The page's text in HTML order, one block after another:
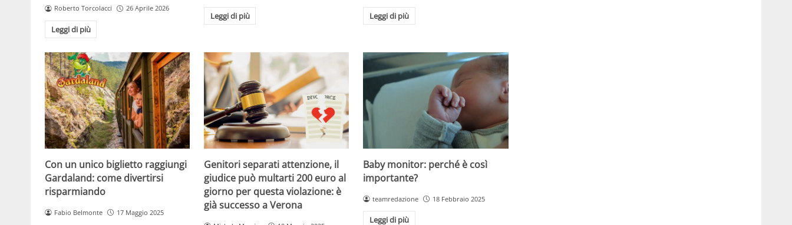
Roberto Torcolacci 26 Aprile 2026
Leggi di più
Leggi di più Leggi di più
Con un unico biglietto raggiungi
Gardaland: come divertirsi
risparmiando
Fabio Belmonte 17 Maggio 2025
Genitori separati attenzione, il
giudice può multarti 200 euro al
giorno per questa violazione: è
già successo a Verona
Baby monitor: perché è così
importante?
teamredazione 18 Febbraio 2025
Leggi di più